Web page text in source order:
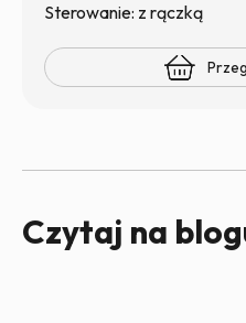
Sterowanie: z rączką
Czytaj na